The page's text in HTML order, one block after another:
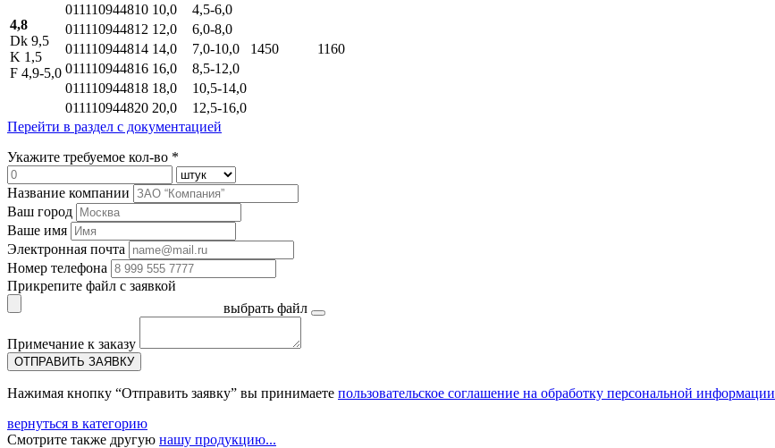
4,8
Dk 9,5
K 1,5
F 4,9-5,0
1450 1160
011110944810 10,0
4,5-6,0
011110944812 12,0
6,0-8,0
011110944814 14,0
7,0-10,0
011110944816 16,0
8,5-12,0
011110944818 18,0
10,5-14,0
011110944820 20,0
12,5-16,0
Перейти в раздел с документацией
Укажите требуемое кол-во *
Название компании
Ваш город
Ваше имя
Электронная почта
Номер телефона
Прикрепите файл с заявкой
выбрать файл
Примечание к заказу
ОТПРАВИТЬ ЗАЯВКУ
Нажимая кнопку “Отправить заявку” вы принимаете пользовательское соглашение на обработку персональной информации
вернуться в категорию
Смотрите также другую нашу продукцию...